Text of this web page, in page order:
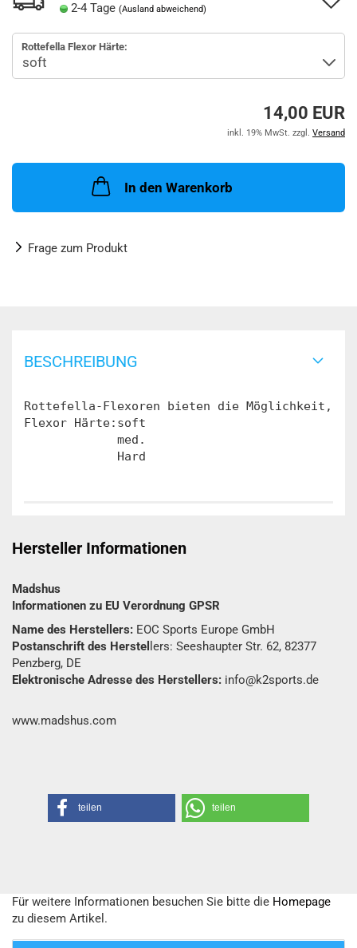
2-4 Tage (Ausland abweichend)
Rottefella Flexor Härte:
14,00 EUR
inkl. 19% MwSt. zzgl. Versand
In den Warenkorb
Frage zum Produkt
BESCHREIBUNG
Rottefella-Flexoren bieten die Möglichkeit,
Flexor Härte:soft
med.
Hersteller Informationen
Madshus
Informationen zu EU Verordnung GPSR
Name des Herstellers: EOC Sports Europe GmbH
Postanschrift des Herstel lers: Seeshaupter Str. 62, 82377
Penzberg, DE
Elektronische Adresse des Herstellers: info@k2sports.de
www.madshus.com
teilen teilen
Für weitere Informationen besuchen Sie bitte die Homepage
zu diesem Artikel.